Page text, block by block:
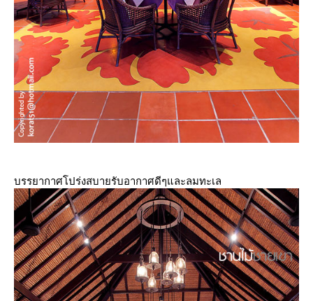
บรรยากาศโปร่งสบายรับอากาศดีๆและลมทะเล